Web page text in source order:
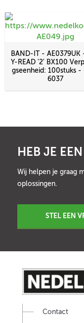
BAND-IT - AE0379UK
Y-READ '2' BX100
gseenheid: 100stuks -
6037
HEB JE
Wij helpen je graag
oplossingen.
STEL EEN
Contact